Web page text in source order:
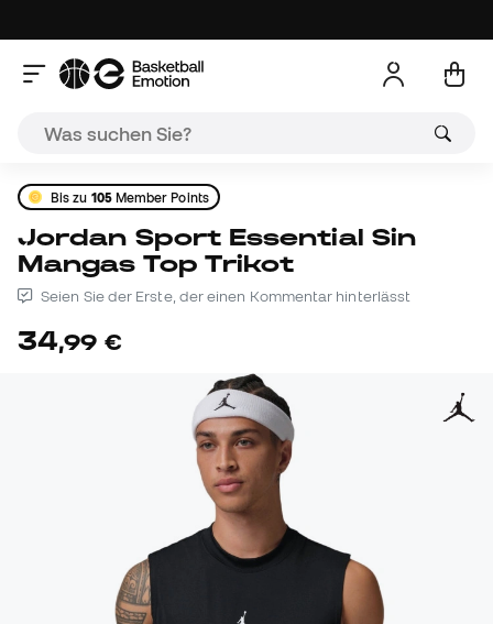
Bis zu 105Member Points
Jordan Sport Essential Sin
Mangas Top Trikot
Seien Sie der Erste, der einen Kommentar hinterlässt
34,99 €